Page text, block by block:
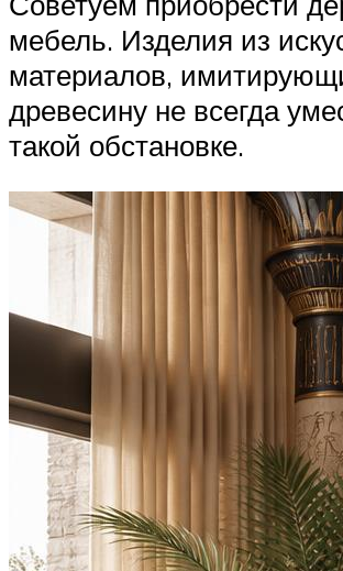
мебель. Изделия из
материалов,
древесину не всегда
такой обстановке.